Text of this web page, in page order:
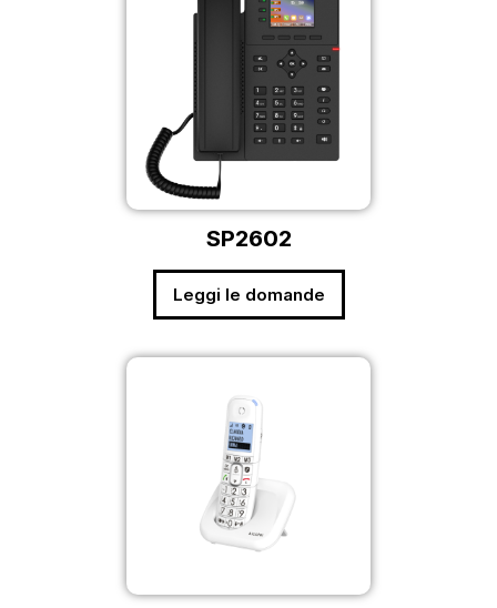
SP2602
Leggi le domande